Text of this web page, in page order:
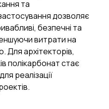
та
дозволяє
безпечні та
витрати на
Для архітекторів,
полікарбонат стає
реалізації